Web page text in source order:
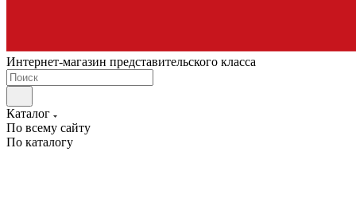
Интернет-магазин представительского класса
Каталог
По всему сайту
По каталогу